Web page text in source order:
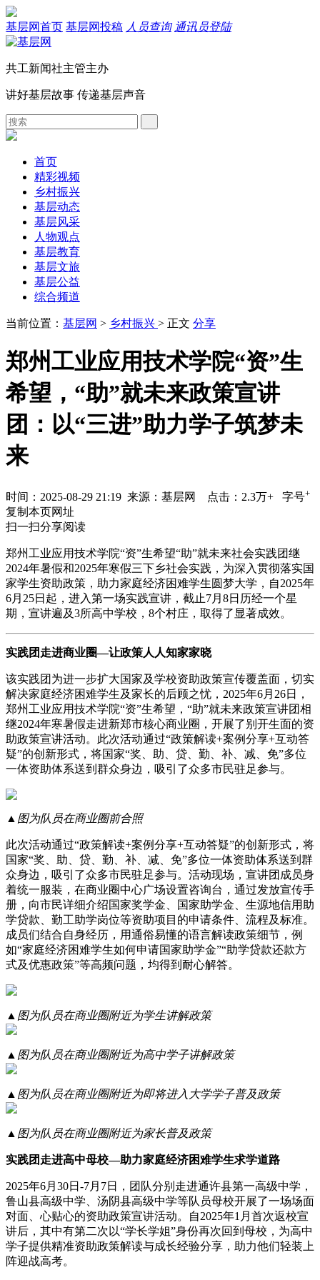
基层网首页 基层网投稿 人员查询 通讯员登陆
共工新闻社主管主办
讲好基层故事 传递基层声音
首页
精彩视频
乡村振兴
基层动态
基层风采
人物观点
基层教育
基层文旅
基层公益
综合频道
当前位置： 基层网 > 乡村振兴 > 正文 分享
郑州工业应用技术学院“资”生
希望，“助”就未来政策宣讲
团：以“三进”助力学子筑梦未
来
时间： 2025-08-29 21:19 来源：基层网 点击：2.3万+ 字号+
复制本页网址
扫一扫分享阅读
郑州工业应用技术学院“资”生希望“助”就未来社会实践团继
2024年暑假和2025年寒假三下乡社会实践，为深入贯彻落实国
家学生资助政策，助力家庭经济困难学生圆梦大学，自2025年
6月25日起，进入第一场实践宣讲，截止7月8日历经一个星
期，宣讲遍及3所高中学校，8个村庄，取得了显著成效。
实践团走进商业圈—让政策人人知家家晓
该实践团为进一步扩大国家及学校资助政策宣传覆盖面，切实
解决家庭经济困难学生及家长的后顾之忧，2025年6月26日，
郑州工业应用技术学院“资”生希望，“助”就未来政策宣讲团相
继2024年寒暑假走进新郑市核心商业圈，开展了别开生面的资
助政策宣讲活动。此次活动通过“政策解读+案例分享+互动答
疑”的创新形式，将国家“奖、助、贷、勤、补、减、免”多位
一体资助体系送到群众身边，吸引了众多市民驻足参与。
▲图为队员在商业圈前合照
此次活动通过“政策解读+案例分享+互动答疑”的创新形式，将
国家“奖、助、贷、勤、补、减、免”多位一体资助体系送到群
众身边，吸引了众多市民驻足参与。活动现场，宣讲团成员身
着统一服装，在商业圈中心广场设置咨询台，通过发放宣传手
册，向市民详细介绍国家奖学金、国家助学金、生源地信用助
学贷款、勤工助学岗位等资助项目的申请条件、流程及标准。
成员们结合自身经历，用通俗易懂的语言解读政策细节，例
如“家庭经济困难学生如何申请国家助学金”“助学贷款还款方
式及优惠政策”等高频问题，均得到耐心解答。
▲图为队员在商业圈附近为学生讲解政策
▲图为队员在商业圈附近为高中学子讲解政策
▲图为队员在商业圈附近为即将进入大学学子普及政策
▲图为队员在商业圈附近为家长普及政策
实践团走进高中母校—助力家庭经济困难学生求学道路
2025年6月30日-7月7日，团队分别走进通许县第一高级中学，
鲁山县高级中学、汤阴县高级中学等队员母校开展了一场场面
对面、心贴心的资助政策宣讲活动。自2025年1月首次返校宣
讲后，其中有第二次以“学长学姐”身份再次回到母校，为高中
学子提供精准资助政策解读与成长经验分享，助力他们轻装上
阵迎战高考。